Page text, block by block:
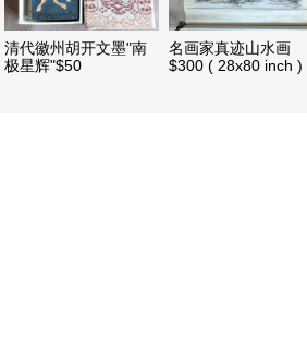
清代徽州胡开文墨"南
极星辉"$50
名画家真迹山水画
$300 ( 28x80 inch )